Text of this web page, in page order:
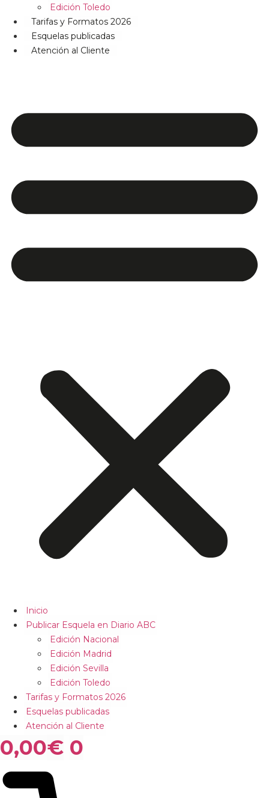
Edición Toledo
Tarifas y Formatos 2026
Esquelas publicadas
Atención al Cliente
Inicio
Publicar Esquela en Diario ABC
Edición Nacional
Edición Madrid
Edición Sevilla
Edición Toledo
Tarifas y Formatos 2026
Esquelas publicadas
Atención al Cliente
0,00€ 0